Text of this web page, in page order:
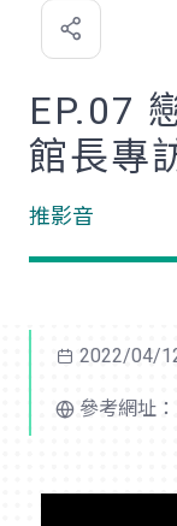
喜
歡
EP.07
館長專
推影音
2022/04/
參考網址：